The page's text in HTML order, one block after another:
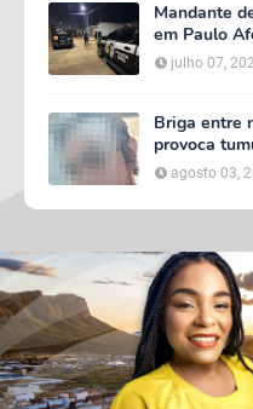
Mandante
em Paulo
Talhada;
vítima
julho 07,
Briga entre
provoca
em Serra
agosto 03,